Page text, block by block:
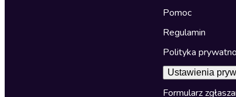
Pomoc
Regulamin
Polityka
Ustawienia
Formularz